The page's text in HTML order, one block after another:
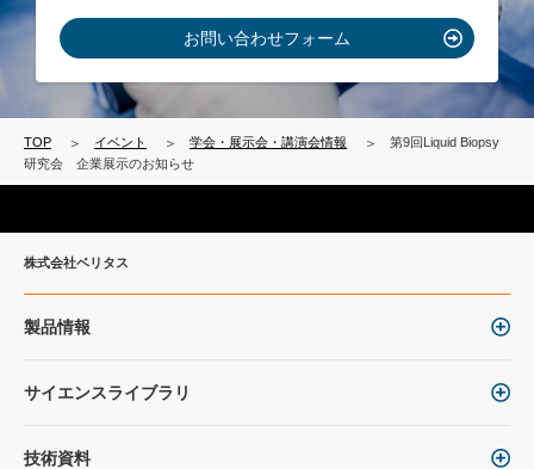
お問い合わせフォーム
TOP イベント 学会・展示会・講演会情報
第9回Liquid Biopsy
研究会 企業展示のお知らせ
株式会社ベリタス
製品情報
サイエンスライブラリ
技術資料